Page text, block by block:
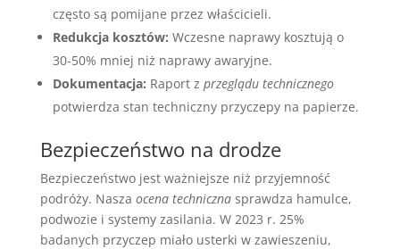
często są pomijane przez właścicieli.
Redukcja kosztów: Wczesne naprawy kosztują o
30-50% mniej niż naprawy awaryjne.
Dokumentacja: Raport z przeglądu technicznego
potwierdza stan techniczny przyczepy na papierze.
Bezpieczeństwo na drodze
Bezpieczeństwo jest ważniejsze niż przyjemność
podróży. Nasza ocena technicznasprawdza hamulce,
podwozie i systemy zasilania. W 2023 r. 25%
badanych przyczep miało usterki w zawieszeniu,